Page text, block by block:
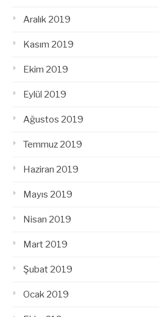
Aralık 2019
Kasım 2019
Ekim 2019
Eylül 2019
Ağustos 2019
Temmuz 2019
Haziran 2019
Mayıs 2019
Nisan 2019
Mart 2019
Şubat 2019
Ocak 2019